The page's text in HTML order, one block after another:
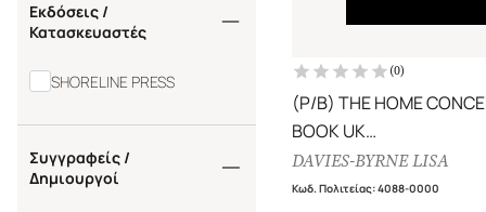
Εκδόσεις /
Κατασκευαστές
SHORELINE PRESS
Συγγραφείς /
Δημιουργοί
(0)
(P/B) THE HOME
BOOK UK
INSPIRING DESIGNS FOR
CONTEMPORARY
DAVIES-BYRNE LISA
Κωδ. Πολιτείας:4088-0000